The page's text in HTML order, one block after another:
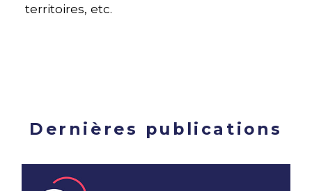
territoires, etc.
Dernières publications